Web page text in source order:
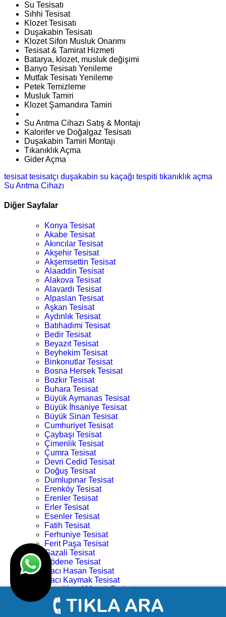
Su Tesisatı
Sıhhi Tesisat
Klozet Tesisatı
Duşakabin Tesisatı
Klozet Sifon Musluk Onarımı
Tesisat & Tamirat Hizmeti
Batarya, klozet, musluk değişimi
Banyo Tesisatı Yenileme
Mutfak Tesisatı Yenileme
Petek Temizleme
Musluk Tamiri
Klozet Şamandıra Tamiri
Su Arıtma Cihazı Satış & Montajı
Kalorifer ve Doğalgaz Tesisatı
Duşakabin Tamiri Montajı
Tıkanıklık Açma
Gider Açma
tesisattesisatçı duşakabin su kaçağı tespiti tıkanıklık açma
Su Arıtma Cihazı
Diğer Sayfalar
Konya Tesisat
Akabe Tesisat
Akıncılar Tesisat
Akşehir Tesisat
Akşemsettin Tesisat
Alaaddin Tesisat
Alakova Tesisat
Alavardı Tesisat
Alpaslan Tesisat
Aşkan Tesisat
Aydınlık Tesisat
Batıhadimi Tesisat
Bedir Tesisat
Beyazıt Tesisat
Beyhekim Tesisat
Binkonutlar Tesisat
Bosna Hersek Tesisat
Bozkır Tesisat
Buhara Tesisat
Büyük Aymanas Tesisat
Büyük İhsaniye Tesisat
Büyük Sinan Tesisat
Cumhuriyet Tesisat
Çaybaşı Tesisat
Çimenlik Tesisat
Çumra Tesisat
Devri Cedid Tesisat
Doğuş Tesisat
Dumlupınar Tesisat
Erenköy Tesisat
Erenler Tesisat
Erler Tesisat
Esenler Tesisat
Fatih Tesisat
Ferhuniye Tesisat
Ferit Paşa Tesisat
Gazali Tesisat
Gödene Tesisat
Hacı Hasan Tesisat
Hacı Kaymak Tesisat
Hacı Yusuf Mescit Tesisat
Hacıveyiszade Tesisat
Hamza Oğlu Tesisat